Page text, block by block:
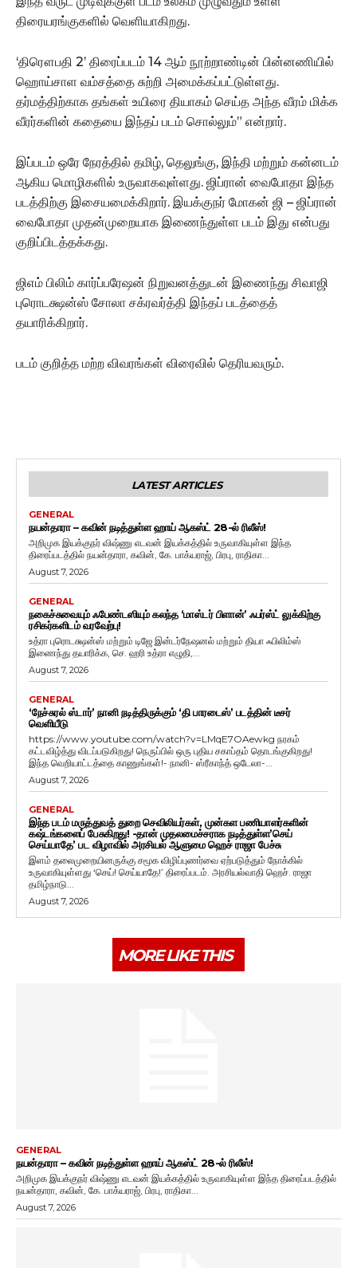
திரையரங்குகளில் வெளியாகிறது.
‘திரௌபதி 2’ திரைப்படம் 14 ஆம் நூற்றாண்டின் பின்னணியில்
ஹொய்சாள வம்சத்தை சுற்றி அமைக்கப்பட்டுள்ளது.
தர்மத்திற்காக தங்கள் உயிரை தியாகம் செய்த அந்த வீரம் மிக்க
வீரர்களின் கதையை இந்தப் படம் சொல்லும்” என்றார்.
இப்படம் ஒரே நேரத்தில் தமிழ், தெலுங்கு, இந்தி மற்றும் கன்னடம்
ஆகிய மொழிகளில் உருவாகவுள்ளது. ஜிப்ரான் வைபோதா இந்த
படத்திற்கு இசையமைக்கிறார். இயக்குநர் மோகன் ஜி – ஜிப்ரான்
வைபோதா முதன்முறையாக இணைந்துள்ள படம் இது என்பது
குறிப்பிடத்தக்கது.
ஜிஎம் பிலிம் கார்ப்பரேஷன் நிறுவனத்துடன் இணைந்து சிவாஜி
புரொடக்ஷன்ஸ் சோலா சக்ரவர்த்தி இந்தப் படத்தைத்
தயாரிக்கிறார்.
படம் குறித்த மற்ற விவரங்கள் விரைவில் தெரியவரும்.
LATEST ARTICLES
GENERAL
நயன்தாரா – கவின் நடித்துள்ள ஹாய் ஆகஸ்ட் 28-ல் ரிலீஸ்!
அறிமுக இயக்குநர் விஷ்ணு எடவன் இயக்கத்தில் உருவாகியுள்ள இந்த
திரைப்படத்தில் நயன்தாரா, கவின், கே. பாக்யராஜ், பிரபு, ராதிகா...
August 7, 2026
GENERAL
நகைச்சுவையும் ஃபேண்டஸியும் கலந்த ‘மாஸ்டர் பிளான்’ ஃபர்ஸ்ட் லுக்கிற்கு
ரசிகர்களிடம் வரவேற்பு!
உத்ரா புரொடக்ஷன்ஸ் மற்றும் டிஜே இன்டர்நேஷனல் மற்றும் தியா ஃபிலிம்ஸ்
இணைந்து தயாரிக்க, செ. ஹரி உத்ரா எழுதி,...
August 7, 2026
GENERAL
‘நேச்சுரல் ஸ்டார்’ நானி நடித்திருக்கும் ‘தி பாரடைஸ்’ படத்தின் டீசர்
வெளியீடு
https://www.youtube.com/watch?v=LMqE7OAewkg நரகம்
கட்டவிழ்த்து விடப்படுகிறது! நெருப்பில் ஒரு புதிய சகாப்தம் தொடங்குகிறது!
இந்த வெறியாட்டத்தை காணுங்கள்!- நானி- ஸ்ரீகாந்த் ஒடேலா-...
August 7, 2026
GENERAL
இந்த படம் மருத்துவத் துறை செவிலியர்கள், முன்கள பணியாளர்களின்
கஷ்டங்களைப் பேசுகிறது! -தான் முதலமைச்சராக நடித்துள்ள’செய்
செய்யாதே’ பட விழாவில் அரசியல் ஆளுமை ஹெச் ராஜா பேச்சு
இளம் தலைமுறையினருக்கு சமூக விழிப்புணர்வை ஏற்படுத்தும் நோக்கில்
உருவாகியுள்ளது ‘செய்! செய்யாதே!’ திரைப்படம். அரசியல்வாதி ஹெச். ராஜா
தமிழ்நாடு...
August 7, 2026
MORE LIKE THIS
GENERAL
நயன்தாரா – கவின் நடித்துள்ள ஹாய் ஆகஸ்ட் 28-ல் ரிலீஸ்!
அறிமுக இயக்குநர் விஷ்ணு எடவன் இயக்கத்தில் உருவாகியுள்ள இந்த திரைப்படத்தில்
நயன்தாரா, கவின், கே. பாக்யராஜ், பிரபு, ராதிகா...
August 7, 2026